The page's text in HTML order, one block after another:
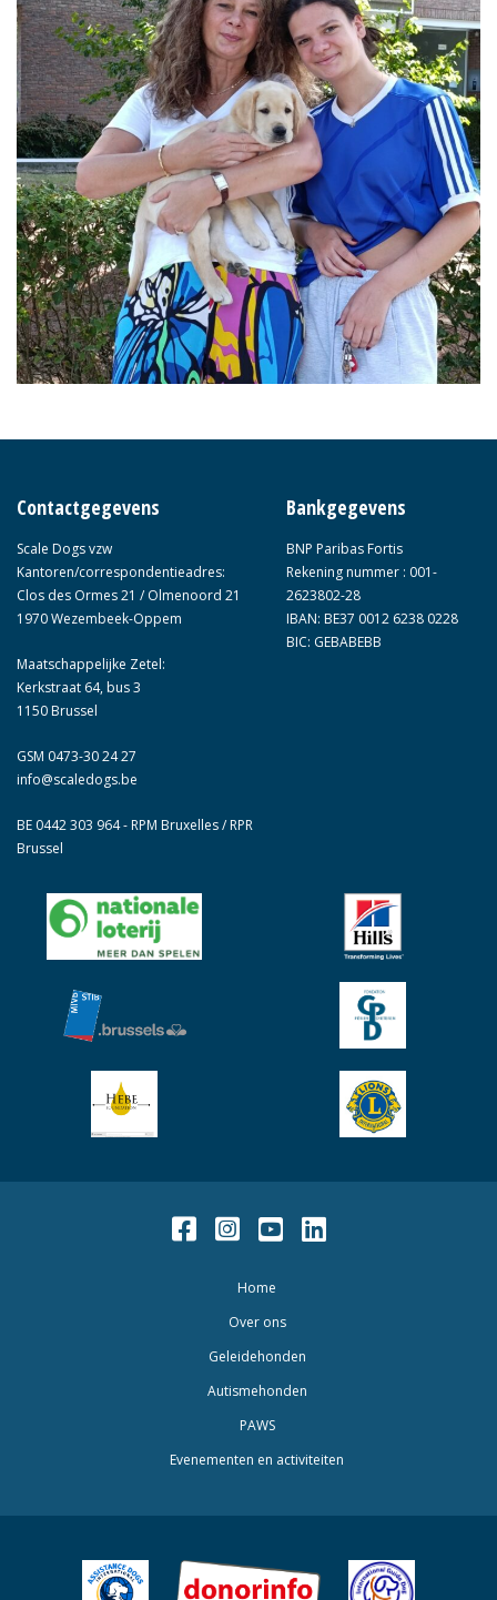
Contactgegevens
Scale Dogs vzw
Kantoren/correspondentieadres:
Clos des Ormes 21 / Olmenoord 21
1970 Wezembeek-Oppem
Maatschappelijke Zetel:
Kerkstraat 64, bus 3
1150 Brussel
GSM 0473-30 24 27
info@scaledogs.be
BE 0442 303 964 - RPM Bruxelles / RPR
Brussel
Bankgegevens
BNP Paribas Fortis
Rekening nummer : 001-
2623802-28
IBAN: BE37 0012 6238 0228
BIC: GEBABEBB
Facebook
Instagram
YoutubeLinkedIn
Home
Over ons
Geleidehonden
Autismehonden
PAWS
Evenementen en activiteiten